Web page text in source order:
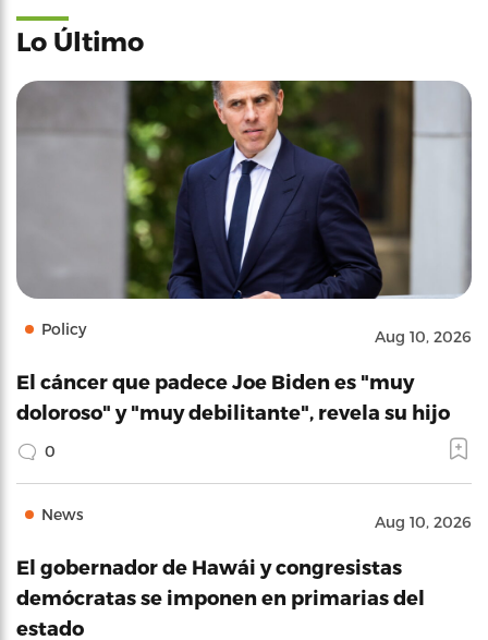
Lo Último
Policy Aug 10, 2026
El cáncer que padece Joe Biden es "muy
doloroso" y "muy debilitante", revela su hijo
0
News Aug 10, 2026
El gobernador de Hawái y congresistas
demócratas se imponen en primarias del
estado